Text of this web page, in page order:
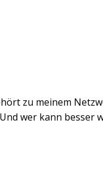
zu meinem
wer kann besser